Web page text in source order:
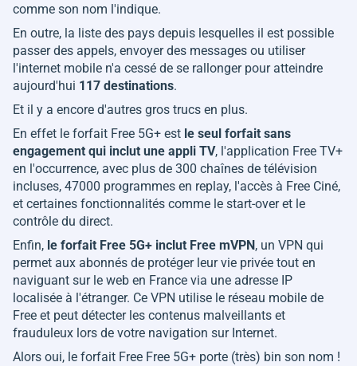
comme son nom l'indique.
En outre, la liste des pays depuis lesquelles il est possible
passer des appels, envoyer des messages ou utiliser
l'internet mobile n'a cessé de se rallonger pour atteindre
aujourd'hui 117 destinations.
Et il y a encore d'autres gros trucs en plus.
En effet le forfait Free 5G+ est le seul forfait sans
engagement qui inclut une appli TV, l'application Free TV+
en l'occurrence, avec plus de 300 chaînes de télévision
incluses, 47000 programmes en replay, l'accès à Free Ciné,
et certaines fonctionnalités comme le start-over et le
contrôle du direct.
Enfin, le forfait Free 5G+ inclut Free mVPN, un VPN qui
permet aux abonnés de protéger leur vie privée tout en
naviguant sur le web en France via une adresse IP
localisée à l'étranger. Ce VPN utilise le réseau mobile de
Free et peut détecter les contenus malveillants et
frauduleux lors de votre navigation sur Internet.
Alors oui, le forfait Free Free 5G+ porte (très) bin son nom !